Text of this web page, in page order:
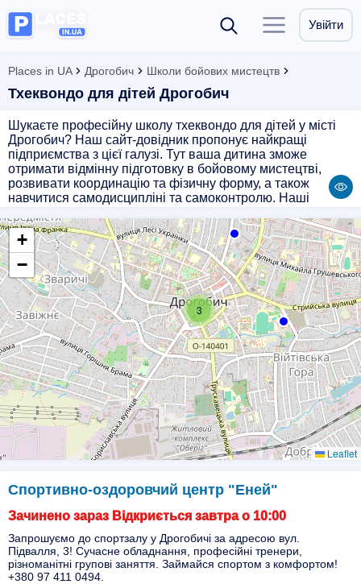
Увійти
Places in UA Дрогобич Школи бойових мистецтв
Тхеквондо для дітей Дрогобич
Шукаєте професійну школу тхеквондо для дітей у місті
Дрогобич? Наш сайт-довідник пропонує найкращі
підприємства з цієї галузі. Тут ваша дитина зможе
отримати відмінну підготовку в бойовому мистецтві,
розвивати координацію та фізичну форму, а також
навчитися самодисципліні та самоконтролю. Наші
вашому малюкові стати справжнім професіоналом в
тхеквондо. Оберіть найкращу школу для своєї дитини з
нашим сайтом!
3
+
−
Leaflet
Спортивно-оздоровчий центр "Еней"
Зачинено зараз Відкриється завтра о 10:00
Запрошуємо до спортзалу у Дрогобичі за адресою вул.
Підвалля, 3! Сучасне обладнання, професійні тренери,
різноманітні групові заняття. Займайся спортом з комфортом!
+380 97 411 0494.